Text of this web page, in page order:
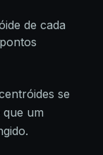
de cada
se
que um